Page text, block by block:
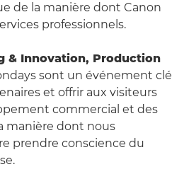
de la manière dont Canon
professionnels.
& Innovation, Production
sont un événement clé
et offrir aux visiteurs
commercial et des
manière dont nous
prendre conscience du